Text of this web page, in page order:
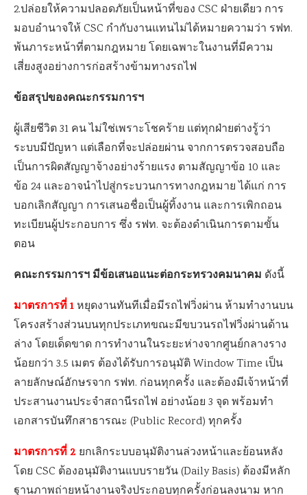
2.ปล่อยให้ความปลอดภัยเป็นหน้าที่ของ CSC ฝ่ายเดียว การ
มอบอำนาจให้ CSC กำกับงานแทนไม่ได้หมายความว่า รฟท.
พ้นภาระหน้าที่ตามกฎหมาย โดยเฉพาะในงานที่มีความ
เสี่ยงสูงอย่างการก่อสร้างข้ามทางรถไฟ
ข้อสรุปของคณะกรรมการฯ
ผู้เสียชีวิต 31 คน ไม่ใช่เพราะโชคร้าย แต่ทุกฝ่ายต่างรู้ว่า
ระบบมีปัญหา แต่เลือกที่จะปล่อยผ่าน จากการตรวจสอบถือ
เป็นการผิดสัญญาจ้างอย่างร้ายแรง ตามสัญญาข้อ 10 และ
ข้อ 24 และอาจนำไปสู่กระบวนการทางกฎหมาย ได้แก่ การ
บอกเลิกสัญญา การเสนอชื่อเป็นผู้ทิ้งงาน และการเพิกถอน
ทะเบียนผู้ประกอบการ ซึ่ง รฟท. จะต้องดำเนินการตามขั้น
ตอน
คณะกรรมการฯ มีข้อเสนอแนะต่อกระทรวงคมนาคม ดังนี้
มาตรการที่1หยุดงานทันทีเมื่อมีรถไฟวิ่งผ่าน ห้ามทำงานบน
โครงสร้างส่วนบนทุกประเภทขณะมีขบวนรถไฟวิ่งผ่านด้าน
ล่าง โดยเด็ดขาด การทำงานในระยะห่างจากศูนย์กลางราง
น้อยกว่า 3.5 เมตร ต้องได้รับการอนุมัติ Window Time เป็น
ลายลักษณ์อักษรจาก รฟท. ก่อนทุกครั้ง และต้องมีเจ้าหน้าที่
ประสานงานประจำสถานีรถไฟ อย่างน้อย 3 จุด พร้อมทำ
เอกสารบันทึกสาธารณะ (Public Record) ทุกครั้ง
มาตรการที่2 ยกเลิกระบบอนุมัติงานล่วงหน้าและย้อนหลัง
โดย CSC ต้องอนุมัติงานแบบรายวัน (Daily Basis) ต้องมีหลัก
ฐานภาพถ่ายหน้างานจริงประกอบทุกครั้งก่อนลงนาม หาก